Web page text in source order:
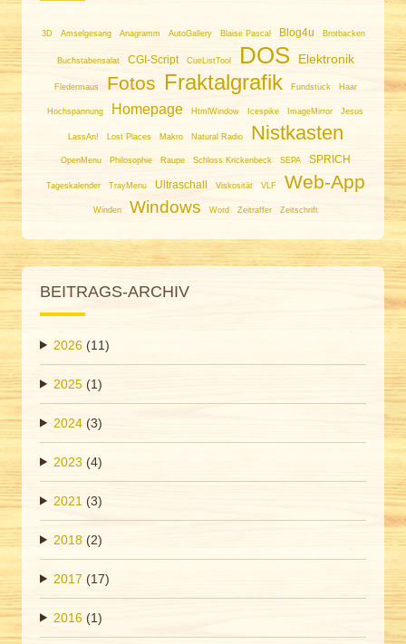
3D Amselgesang Anagramm AutoGallery Blaise Pascal Blog4u Brotbacken
Buchstabensalat CGI-Script CueListTool DOS Elektronik
Fledermaus Fotos Fraktalgrafik Fundstück Haar
Hochspannung Homepage HtmlWindow Icespike ImageMirror Jesus
LassAn! Lost Places Makro Natural Radio Nistkasten
OpenMenu Philosophie Raupe Schloss Krickenbeck SEPA SPRICH
Tageskalender TrayMenu Ultraschall Viskosität VLF Web-App
Winden Windows Word Zeitraffer Zeitschrift
BEITRAGS-ARCHIV
2026 (11)
2025 (1)
2024 (3)
2023 (4)
2021 (3)
2018 (2)
2017 (17)
2016 (1)